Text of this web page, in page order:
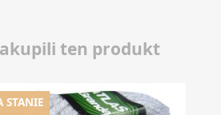
ten produkt
STANIE